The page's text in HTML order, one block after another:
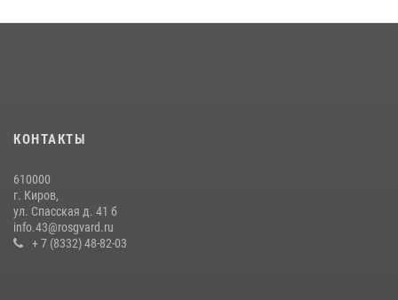
В День семьи, любви и верности в Омутнинском отделе
вневедомственной охраны Росгвардии поздравили будущих
молодоженов
08 июля 2026, 06:46
КОНТАКТЫ
610000
г. Киров,
ул. Спасская д. 41 б
info.43@rosgvard.ru
+ 7 (8332) 48-82-03